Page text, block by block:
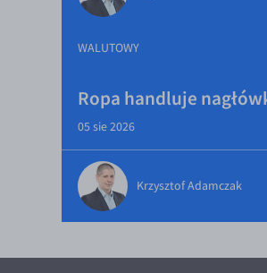
WALUTOWY
Ropa handluje
05 sie 2026
Krzysztof Adamczak